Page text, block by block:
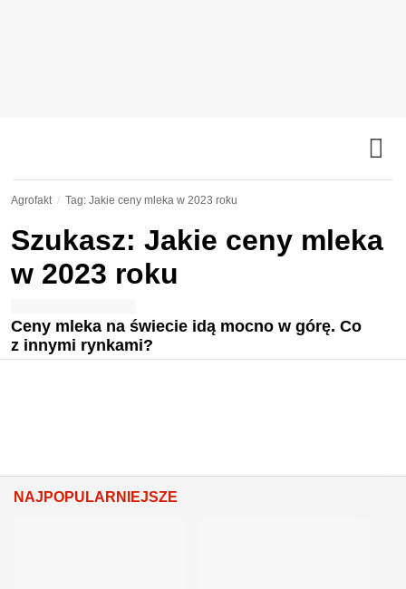
Agrofakt Tag: Jakie ceny mleka w 2023 roku
Szukasz: Jakie ceny mleka
w 2023 roku
Ceny mleka na świecie idą mocno w górę. Co
z innymi rynkami?
NAJPOPULARNIEJSZE